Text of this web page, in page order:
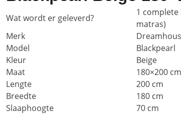
Wat wordt er geleverd?
1
matras)
Merk
Model
Blackpearl
Kleur
Beige
Maat
180×200 cm
Lengte
200 cm
Breedte
180 cm
Slaaphoogte
70 cm